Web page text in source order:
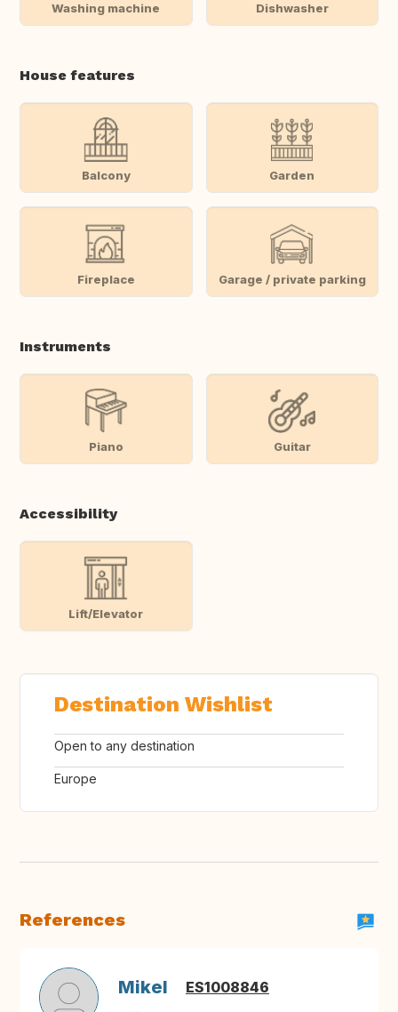
Washing machine Dishwasher
House features
Balcony Garden
Fireplace Garage / private parking
Instruments
Piano Guitar
Accessibility
Lift/Elevator
Destination Wishlist
Open to any destination
Europe
References
Mikel ES1008846